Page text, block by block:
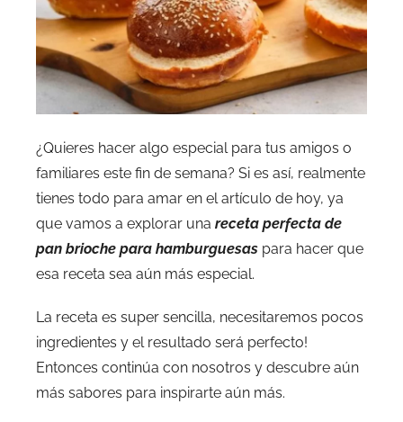
¿Quieres hacer algo especial para tus amigos o
familiares este fin de semana? Si es así, realmente
tienes todo para amar en el artículo de hoy, ya
que vamos a explorar una receta perfecta de
pan brioche para hamburguesas para hacer que
esa receta sea aún más especial.
La receta es super sencilla, necesitaremos pocos
ingredientes y el resultado será perfecto!
Entonces continúa con nosotros y descubre aún
más sabores para inspirarte aún más.